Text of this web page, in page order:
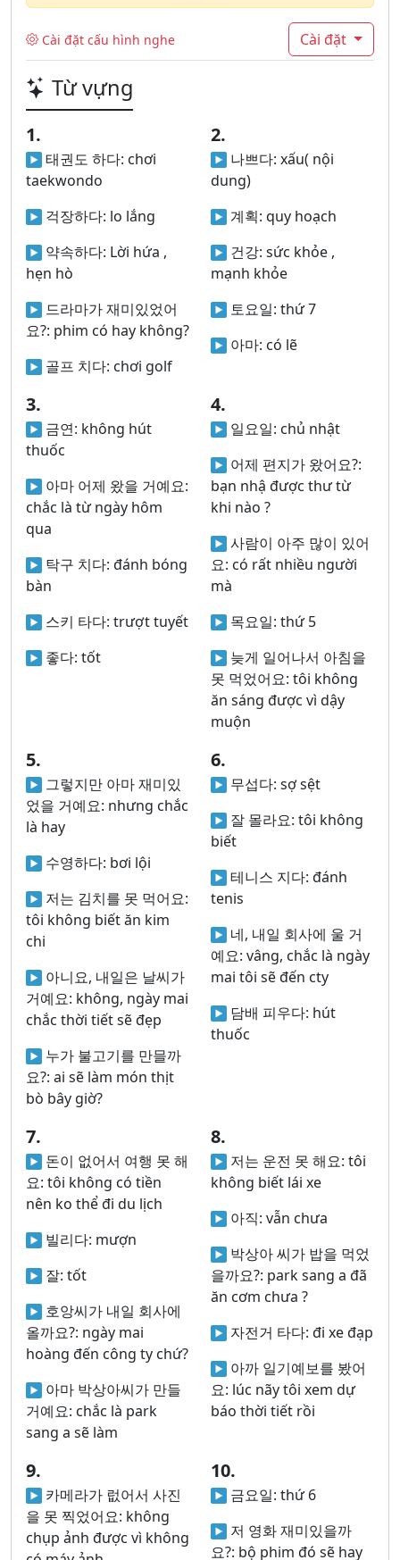
Cài đặt cấu hình nghe Cài đặt
Từ vựng
1.
태권도 하다: chơi
taekwondo
걱장하다: lo lắng
약속하다: Lời hứa ,
hẹn hò
드라마가 재미있었어
요?: phim có hay không?
골프 치다: chơi golf
2.
나쁘다: xấu( nội
dung)
계획: quy hoạch
건강: sức khỏe ,
mạnh khỏe
토요일: thứ 7
아마: có lẽ
3.
금연: không hút
thuốc
아마 어제 왔을 거예요:
chắc là từ ngày hôm
qua
탁구 치다: đánh bóng
bàn
스키 타다: trượt tuyết
좋다: tốt
4.
일요일: chủ nhật
어제 편지가 왔어요?:
bạn nhậ được thư từ
khi nào ?
사람이 아주 많이 있어
요: có rất nhiều người
mà
목요일: thứ 5
늦게 일어나서 아침을
못 먹었어요: tôi không
ăn sáng được vì dậy
muộn
5.
그렇지만 아마 재미있
었을 거예요: nhưng chắc
là hay
수영하다: bơi lội
저는 김치를 못 먹어요:
tôi không biết ăn kim
chi
아니요, 내일은 날씨가
거예요: không, ngày mai
chắc thời tiết sẽ đẹp
누가 불고기를 만믈까
요?: ai sẽ làm món thịt
bò bây giờ?
6.
무섭다: sợ sệt
잘 몰라요: tôi không
biết
테니스 지다: đánh
tenis
네, 내일 회사에 울 거
예요: vâng, chắc là ngày
mai tôi sẽ đến cty
담배 피우다: hút
thuốc
7.
돈이 없어서 여행 못 해
요: tôi không có tiền
nên ko thể đi du lịch
빌리다: mượn
잘: tốt
호앙씨가 내일 회사에
올까요?: ngày mai
hoàng đến công ty chứ?
아마 박상아씨가 만들
거예요: chắc là park
sang a sẽ làm
8.
저는 운전 못 해요: tôi
không biết lái xe
아직: vẫn chưa
박상아 씨가 밥을 먹었
을까요?: park sang a đã
ăn cơm chưa ?
자전거 타다: đi xe đạp
아까 일기예보를 봤어
요: lúc nãy tôi xem dự
báo thời tiết rồi
9.
카메라가 럾어서 사진
을 못 찍었어요: không
chụp ảnh được vì không
10.
금요일: thứ 6
저 영화 재미있을까
요?: bộ phim đó sẽ hay